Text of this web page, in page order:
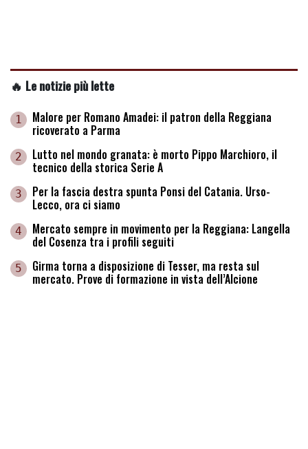
🔥 Le notizie più lette
1 Malore per Romano Amadei: il patron della Reggiana
ricoverato a Parma
2 Lutto nel mondo granata: è morto Pippo Marchioro, il
tecnico della storica Serie A
3 Per la fascia destra spunta Ponsi del Catania. Urso-
Lecco, ora ci siamo
4 Mercato sempre in movimento per la Reggiana: Langella
del Cosenza tra i profili seguiti
5 Girma torna a disposizione di Tesser, ma resta sul
mercato. Prove di formazione in vista dell’Alcione